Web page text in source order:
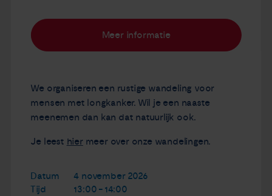
Meer informatie
We organiseren een rustige wandeling voor
mensen met longkanker. Wil je een naaste
meenemen dan kan dat natuurlijk ook.
Je leest hier meer over onze wandelingen.
Datum
4 november 2026
Tijd
13:00 - 14:00